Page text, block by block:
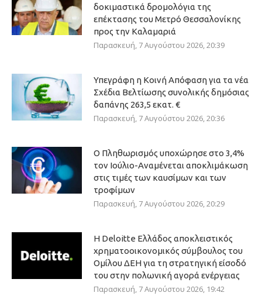
δοκιμαστικά δρομολόγια της
επέκτασης του Μετρό Θεσσαλονίκης
προς την Καλαμαριά
Παρασκευή, 7 Αυγούστου 2026, 20:39
Υπεγράφη η Κοινή Απόφαση για τα νέα
Σχέδια Βελτίωσης συνολικής δημόσιας
δαπάνης 263,5 εκατ. €
Παρασκευή, 7 Αυγούστου 2026, 20:36
Ο Πληθωρισμός υποχώρησε στο 3,4%
τον Ιούλιο-Αναμένεται αποκλιμάκωση
στις τιμές των καυσίμων και των
τροφίμων
Παρασκευή, 7 Αυγούστου 2026, 20:29
Η Deloitte Ελλάδος αποκλειστικός
χρηματοοικονομικός σύμβουλος του
Ομίλου ΔΕΗ για τη στρατηγική είσοδό
του στην πολωνική αγορά ενέργειας
Παρασκευή, 7 Αυγούστου 2026, 19:42